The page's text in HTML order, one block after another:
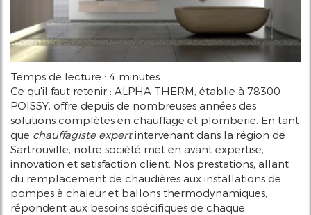
Temps de lecture : 4 minutes
Ce qu'il faut retenir : ALPHA THERM, établie à 78300
POISSY, offre depuis de nombreuses années des
solutions complètes en chauffage et plomberie. En tant
que chauffagiste expertintervenant dans la région de
Sartrouville, notre société met en avant expertise,
innovation et satisfaction client. Nos prestations, allant
du remplacement de chaudières aux installations de
pompes à chaleur et ballons thermodynamiques,
répondent aux besoins spécifiques de chaque